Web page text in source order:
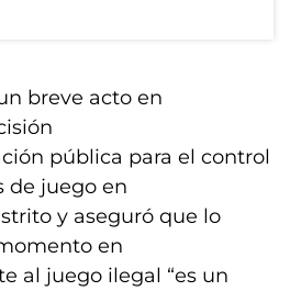
breve acto en
pública para el control
de juego en
y aseguró que lo
en
al juego ilegal “es un